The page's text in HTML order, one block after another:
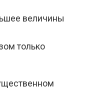
величины
только